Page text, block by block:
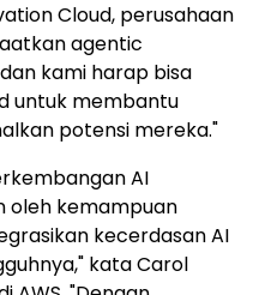
Cloud, perusahaan
agentic
kami harap bisa
untuk membantu
potensi mereka."
AI
oleh kemampuan
kecerdasan AI
kata Carol